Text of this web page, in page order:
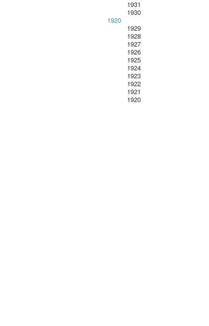
1931
1930
1920
1929
1928
1927
1926
1925
1924
1923
1922
1921
1920